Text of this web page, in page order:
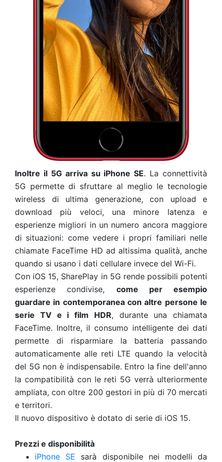
Inoltre il 5G arriva su iPhone SE. La connettività
5G permette di sfruttare al meglio le tecnologie
wireless di ultima generazione, con upload e
download più veloci, una minore latenza e
esperienze migliori in un numero ancora maggiore
di situazioni: come vedere i propri familiari nelle
chiamate FaceTime HD ad altissima qualità, anche
quando si usano i dati cellulare invece del Wi-Fi.
Con iOS 15, SharePlay in 5G rende possibili potenti
esperienze condivise, come per esempio
guardare in contemporanea con altre persone le
serie TV e i film HDR, durante una chiamata
FaceTime. Inoltre, il consumo intelligente dei dati
permette di risparmiare la batteria passando
automaticamente alle reti LTE quando la velocità
del 5G non è indispensabile. Entro la fine dell'anno
la compatibilità con le reti 5G verrà ulteriormente
ampliata, con oltre 200 gestori in più di 70 mercati
e territori.
Il nuovo dispositivo è dotato di serie di iOS 15.
Prezzi e disponibilità
iPhone SE sarà disponibile nei modelli da